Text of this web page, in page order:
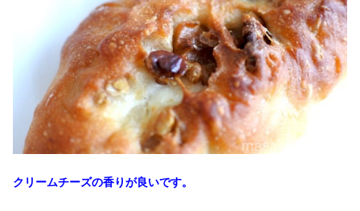
クリームチーズの香りが良いです。